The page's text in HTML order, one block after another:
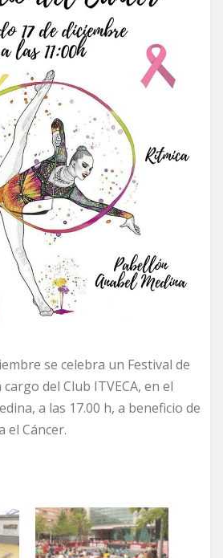
se celebra un Festival de
del Club ITVECA, en el
a las 17.00 h, a beneficio de
el Cáncer.